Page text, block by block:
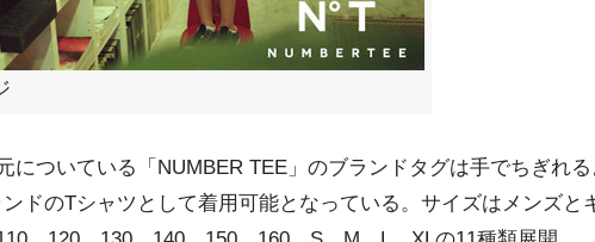
についている「NUMBER TEE」のブランドタグは手でちぎれ
ドのTシャツとして着用可能となっている。サイズはメンズと